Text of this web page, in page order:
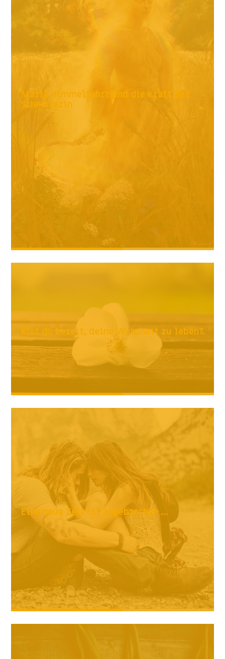
Maria Himmelfahrt und die Kraft der
Schnitterin
Bist du bereit, deine Wahrheit zu leben?
Eine neue Zeit ist angebrochen ...